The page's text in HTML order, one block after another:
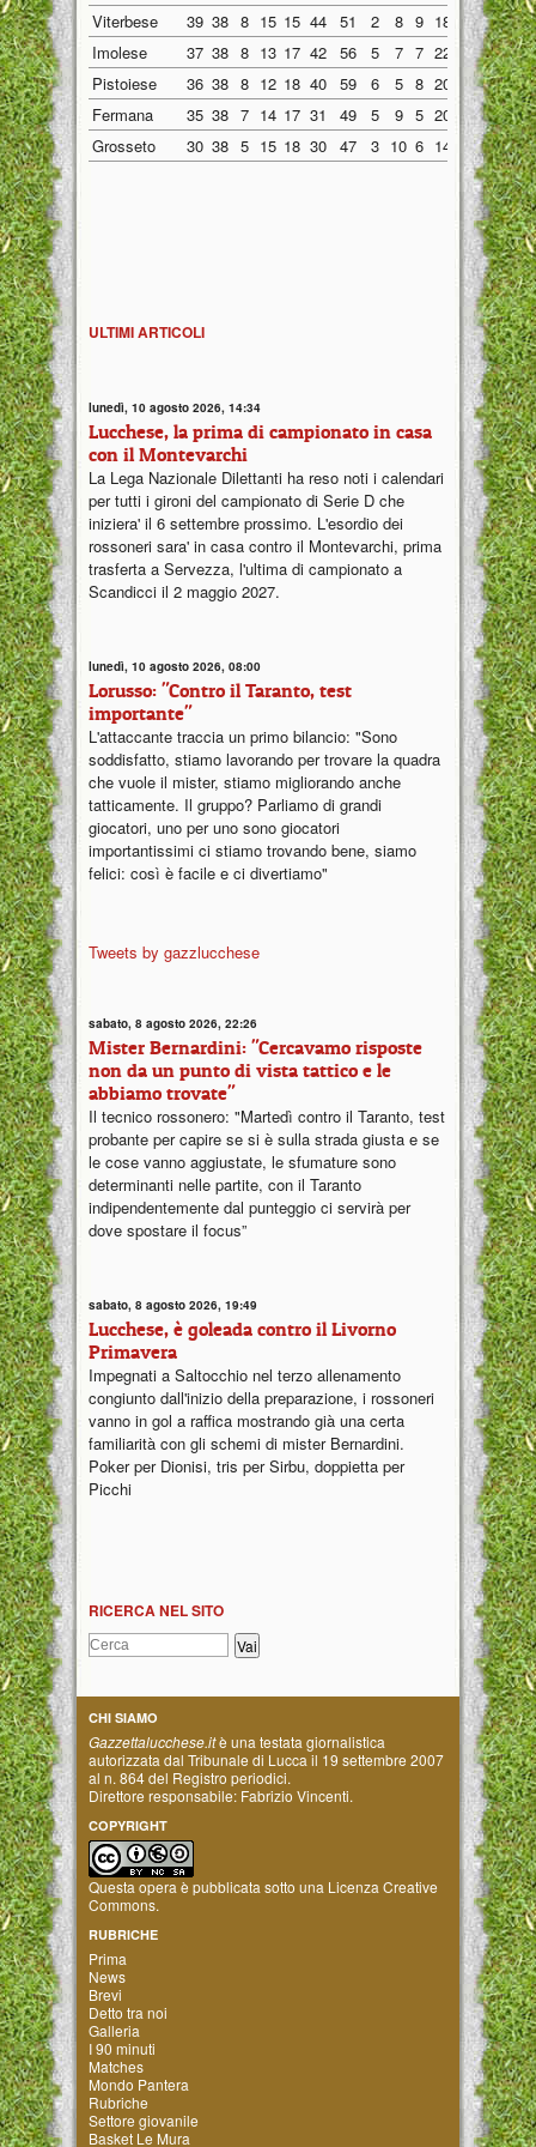
Viterbese
39 38 8 15 15 44 51 2 8 9 18 29 6 7
Imolese
37 38 8 13 17 42 56 5 7 7 22 21 3 6
Pistoiese
36 38 8 12 18 40 59 6 5 8 20 22 2 7
Fermana
35 38 7 14 17 31 49 5 9 5 20 21 2 5
Grosseto
30 38 5 15 18 30 47 3 10 6 14 13 2 5
ULTIMI ARTICOLI
lunedì, 10 agosto 2026, 14:34
Lucchese, la prima di campionato in casa
con il Montevarchi
La Lega Nazionale Dilettanti ha reso noti i calendari
per tutti i gironi del campionato di Serie D che
iniziera' il 6 settembre prossimo. L'esordio dei
rossoneri sara' in casa contro il Montevarchi, prima
trasferta a Servezza, l'ultima di campionato a
Scandicci il 2 maggio 2027.
lunedì, 10 agosto 2026, 08:00
Lorusso: "Contro il Taranto, test
importante"
L'attaccante traccia un primo bilancio: "Sono
soddisfatto, stiamo lavorando per trovare la quadra
che vuole il mister, stiamo migliorando anche
tatticamente. Il gruppo? Parliamo di grandi
giocatori, uno per uno sono giocatori
importantissimi ci stiamo trovando bene, siamo
felici: così è facile e ci divertiamo"
Tweets by gazzlucchese
sabato, 8 agosto 2026, 22:26
Mister Bernardini: "Cercavamo risposte
non da un punto di vista tattico e le
abbiamo trovate"
Il tecnico rossonero: "Martedì contro il Taranto, test
probante per capire se si è sulla strada giusta e se
le cose vanno aggiustate, le sfumature sono
determinanti nelle partite, con il Taranto
indipendentemente dal punteggio ci servirà per
dove spostare il focus”
sabato, 8 agosto 2026, 19:49
Lucchese, è goleada contro il Livorno
Primavera
Impegnati a Saltocchio nel terzo allenamento
congiunto dall'inizio della preparazione, i rossoneri
vanno in gol a raffica mostrando già una certa
familiarità con gli schemi di mister Bernardini.
Poker per Dionisi, tris per Sirbu, doppietta per
Picchi
RICERCA NEL SITO
CHI SIAMO
Gazzettalucchese.itè una testata giornalistica
autorizzata dal Tribunale di Lucca il 19 settembre 2007
al n. 864 del Registro periodici.
Direttore responsabile: Fabrizio Vincenti.
COPYRIGHT
Questa opera è pubblicata sotto una Licenza Creative
Commons.
RUBRICHE
Prima
News
Brevi
Detto tra noi
Galleria
I 90 minuti
Matches
Mondo Pantera
Rubriche
Settore giovanile
Basket Le Mura